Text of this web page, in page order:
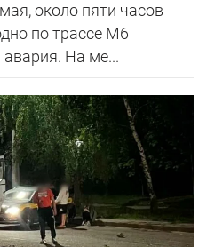
около пяти часов
по трассе М6
На ме...